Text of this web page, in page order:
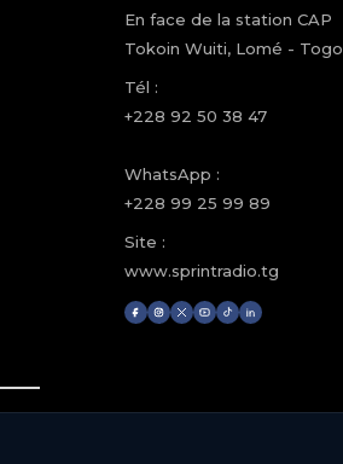
En face de la station CAP
Tokoin Wuiti, Lomé - Togo
Tél :
+228 92 50 38 47
WhatsApp :
+228 99 25 99 89
Site :
www.sprintradio.tg